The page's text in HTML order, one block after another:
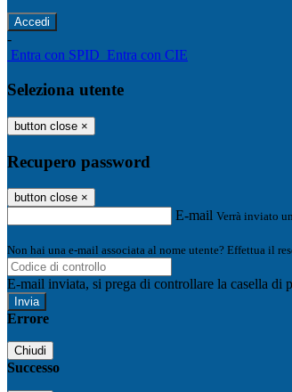
-
Entra con SPID Entra con CIE
Seleziona utente
button close ×
Recupero password
button close ×
E-mail Verrà inviato
Non hai una e-mail associata al nome utente? Effettua il
E-mail inviata, si prega di controllare la casella di
Errore
Chiudi
Successo